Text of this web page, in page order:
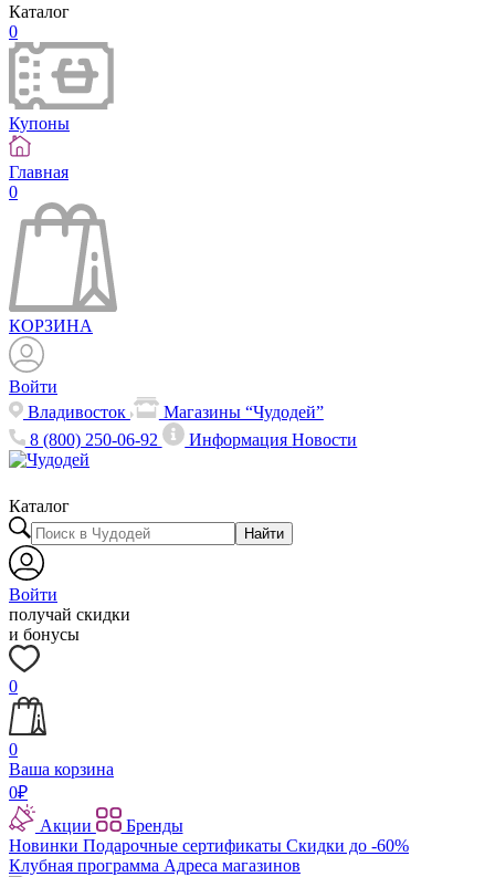
Каталог
0
Купоны
Главная
0
КОРЗИНА
Войти
Владивосток
Магазины “Чудодей”
8 (800) 250-06-92
ИнформацияНовости
Каталог
Найти
Войти
получай скидки
и бонусы
0
0
Ваша корзина
0₽
Акции
Бренды
Новинки Подарочные сертификаты Скидки до -60%
Клубная программа Адреса магазинов